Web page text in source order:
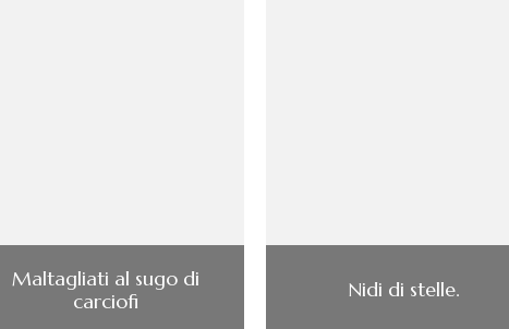
Maltagliati al sugo di
carciofi
Nidi di stelle.